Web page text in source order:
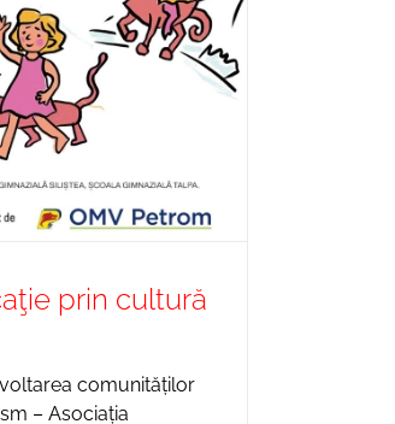
prin cultură
comunităților
– Asociația